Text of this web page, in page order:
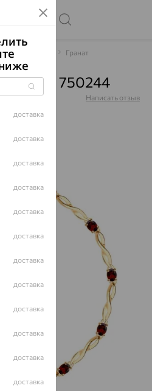
декоративные Гранат
гранат, 750244
Написать отзыв
доставка
доставка
доставка
доставка
доставка
доставка
доставка
доставка
доставка
доставка
доставка
доставка